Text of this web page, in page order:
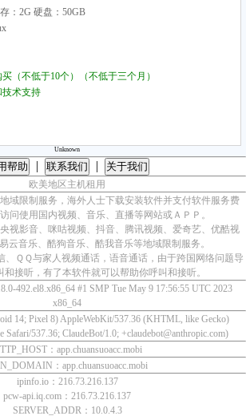
：2G 硬盘：50GB
（不低于10个）（不低于三个月）
技术支持
Unknown
帮助 联系我们 关于我们
欧美地区主机租用
域限制服务，海外人士下载安装软件并支付软件服务费
问使用国内视频、音乐、直播等网站或ＡＰＰ。
视影音、咪咕视频、抖音、腾讯视频、爱奇艺、优酷视
云音乐、酷狗音乐、酷我音乐等地域限制服务。
、ＱＱ与家人视频通话，语音通话，由于跨国网络问题导
接听，有了本软件就可以帮助你呼叫和接听。
492.el8.x86_64 #1 SMP Tue May 9 17:56:55 UTC 2023
x86_64
14; Pixel 8) AppleWebKit/537.36 (KHTML, like Gecko)
Safari/537.36; ClaudeBot/1.0; +claudebot@anthropic.com)
：app.chuansuoacc.mobi
：app.chuansuoacc.mobi
ipinfo.io：216.73.216.137
pcw-api.iq.com：216.73.216.137
SERVER_ADDR：10.0.4.3